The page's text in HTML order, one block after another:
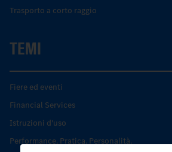
Trasporto a corto raggio
TEMI
Fiere ed eventi
Financial Services
Istruzioni d'uso
Performance. Pratica. Personalità.